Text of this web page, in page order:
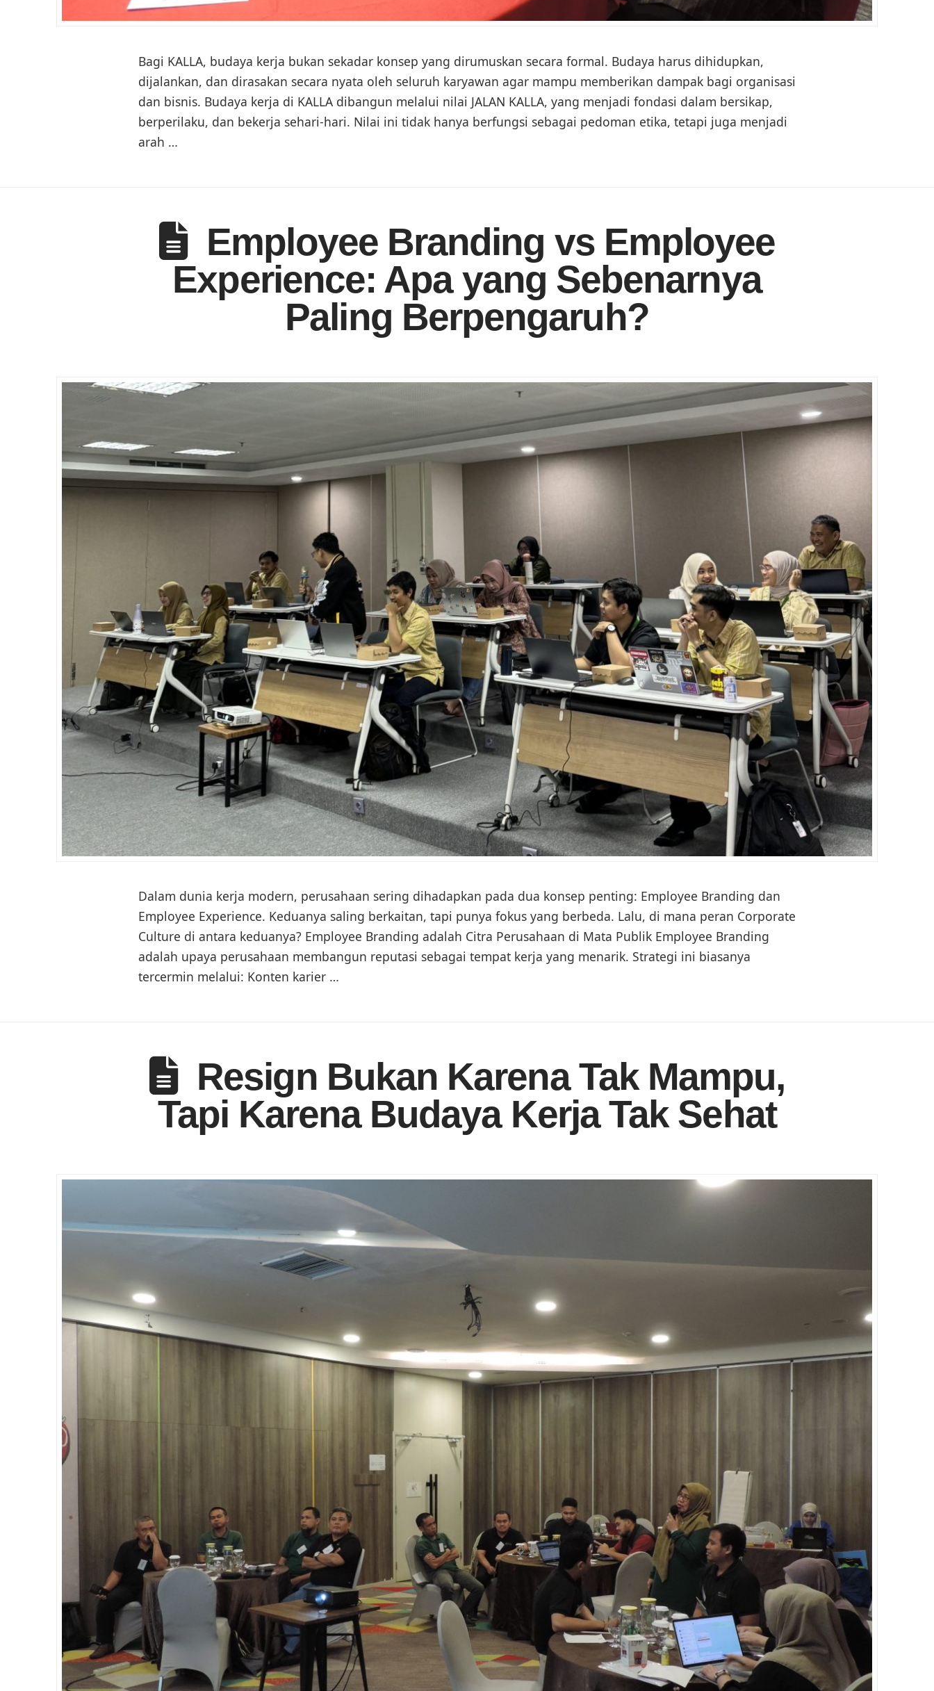
Bagi KALLA, budaya kerja bukan sekadar konsep yang dirumuskan secara formal. Budaya harus dihidupkan,
dijalankan, dan dirasakan secara nyata oleh seluruh karyawan agar mampu memberikan dampak bagi organisasi
dan bisnis. Budaya kerja di KALLA dibangun melalui nilai JALAN KALLA, yang menjadi fondasi dalam bersikap,
berperilaku, dan bekerja sehari-hari. Nilai ini tidak hanya berfungsi sebagai pedoman etika, tetapi juga menjadi
arah …
Employee Branding vs Employee
Experience: Apa yang Sebenarnya
Paling Berpengaruh?
Dalam dunia kerja modern, perusahaan sering dihadapkan pada dua konsep penting: Employee Branding dan
Employee Experience. Keduanya saling berkaitan, tapi punya fokus yang berbeda. Lalu, di mana peran Corporate
Culture di antara keduanya? Employee Branding adalah Citra Perusahaan di Mata Publik Employee Branding
adalah upaya perusahaan membangun reputasi sebagai tempat kerja yang menarik. Strategi ini biasanya
tercermin melalui: Konten karier …
Resign Bukan Karena Tak Mampu,
Tapi Karena Budaya Kerja Tak Sehat